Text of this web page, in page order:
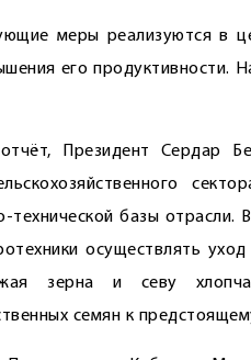
меры реализуются в
его продуктивности.
Президент Сердар
технической базы
осуществлять
зерна и севу
семян к